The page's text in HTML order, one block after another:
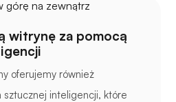
witrynę za pomocą
oferujemy również
sztucznej inteligencji, które